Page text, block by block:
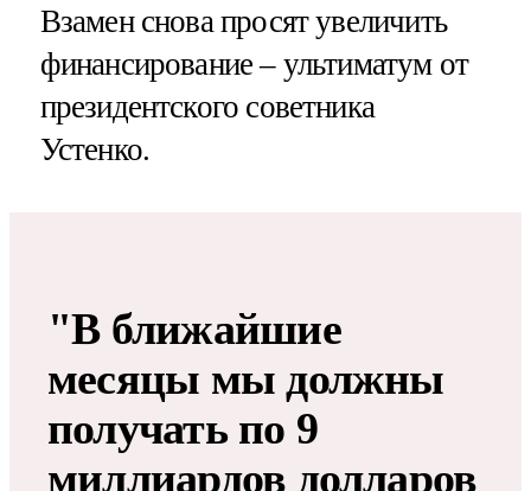
Взамен снова просят увеличить
финансирование – ультиматум от
президентского советника
Устенко.
"В ближайшие
месяцы мы должны
получать по 9
миллиардов долларов